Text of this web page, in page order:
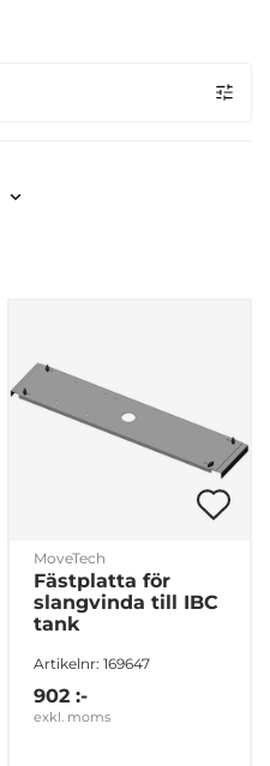
MoveTech
Fästplatta för
slangvinda till IBC
tank
Artikelnr: 169647
902 :-
exkl. moms